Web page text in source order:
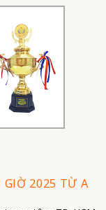
GIỜ 2025 TỪ A